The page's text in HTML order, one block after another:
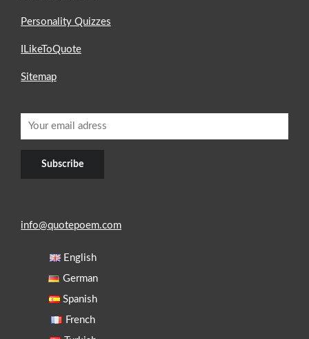
Personality Quizzes
ILikeToQuote
Sitemap
info@quotepoem.com
English
German
Spanish
French